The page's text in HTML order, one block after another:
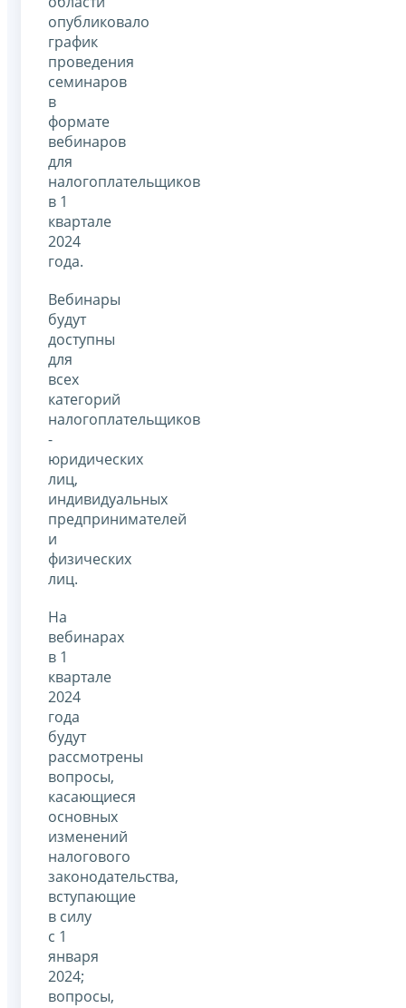
опубликовало
график
проведения
семинаров
в
формате
вебинаров
для
налогоплательщиков
в 1
квартале
2024
года.
Вебинары
будут
доступны
для
всех
категорий
налогоплательщиков
-
юридических
лиц,
индивидуальных
предпринимателей
и
физических
лиц.
На
вебинарах
в 1
квартале
2024
года
будут
рассмотрены
вопросы,
касающиеся
основных
изменений
налогового
законодательства,
вступающие
в силу
с 1
января
2024;
вопросы,